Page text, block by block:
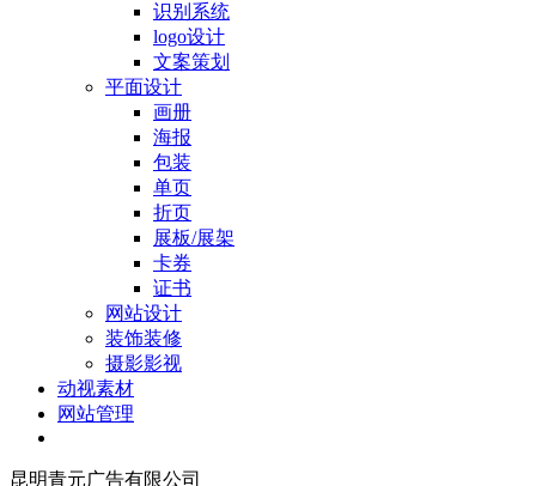
识别系统
logo设计
文案策划
平面设计
画册
海报
包装
单页
折页
展板/展架
卡券
证书
网站设计
装饰装修
摄影影视
动视素材
网站管理
昆明青元广告有限公司